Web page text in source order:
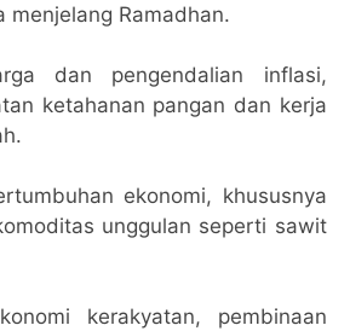
menjelang Ramadhan.
dan pengendalian inflasi,
ketahanan pangan dan kerja
ekonomi, khususnya
unggulan seperti sawit
kerakyatan, pembinaan